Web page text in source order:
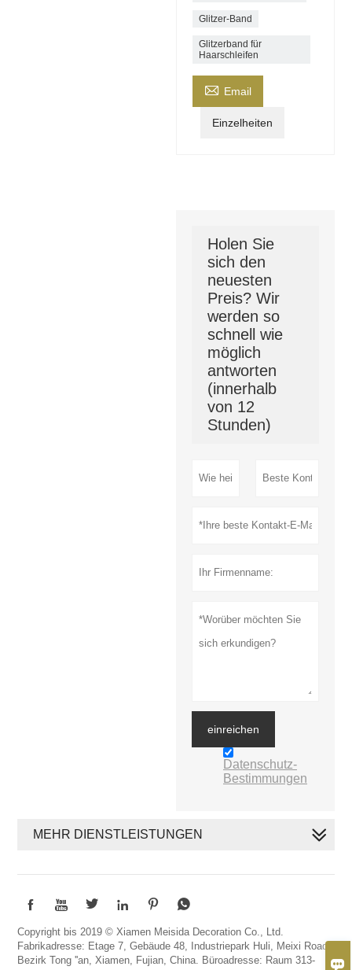

Glitzer-Band
Glitzerband für
Haarschleifen
 Email
Einzelheiten
Holen Sie
sich den
neuesten
Preis? Wir
werden so
schnell wie
möglich
antworten
(innerhalb
von 12
Stunden)
einreichen
Datenschutz-
Bestimmungen
MEHR DIENSTLEISTUNGEN
     
Copyright bis 2019 © Xiamen Meisida Decoration Co., Ltd.
Fabrikadresse: Etage 7, Gebäude 48, Industriepark Huli, Meixi Road,
Bezirk Tong ''an, Xiamen, Fujian, China. Büroadresse: Raum 313-